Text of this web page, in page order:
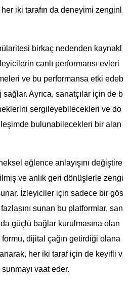
iki tarafın da deneyimi zenginl
birkaç nedenden kaynakl
canlı performansı evleri
ve bu performansa etki edeb
Ayrıca, sanatçılar için de b
sergileyebilecekleri ve do
bulunabilecekleri bir alan
eğlence anlayışını değiştire
ve anlık geri dönüşlerle zengi
İzleyiciler için sadece bir gös
sunan bu platformlar, san
güçlü bağlar kurulmasına olan
dijital çağın getirdiği olana
her iki taraf için de keyifli v
vaat eder.